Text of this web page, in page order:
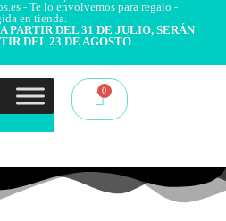
- Te lo envolvemos para regalo -
en tienda.
PARTIR DEL 31 DE JULIO, SERÁN
DEL 23 DE AGOSTO